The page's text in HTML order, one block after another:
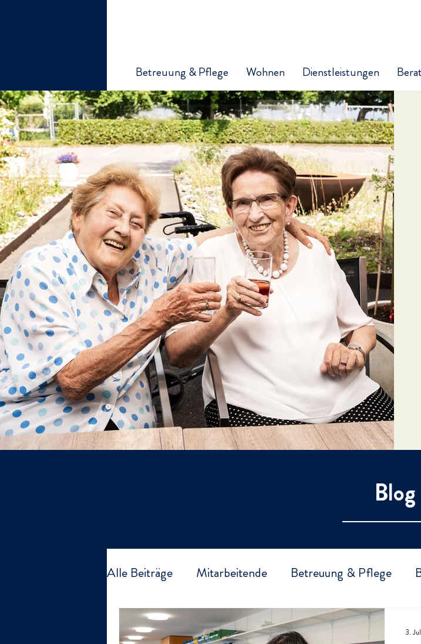
Betreuung & Pflege Wohnen Dienstleistungen
Blog
Alle Beiträge Mitarbeitende Betreuung & Pflege
Organisation Kirchfeld
3.